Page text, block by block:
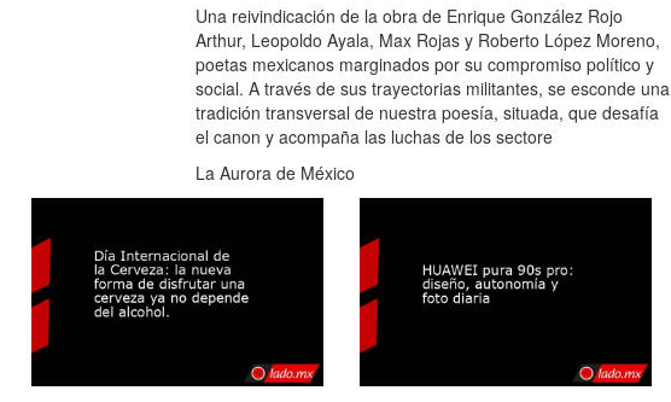
Una reivindicación de la obra de Enrique González Rojo
Arthur, Leopoldo Ayala, Max Rojas y Roberto López Moreno,
poetas mexicanos marginados por su compromiso político y
social. A través de sus trayectorias militantes, se esconde una
tradición transversal de nuestra poesía, situada, que desafía
el canon y acompaña las luchas de los sectore
La Aurora de México